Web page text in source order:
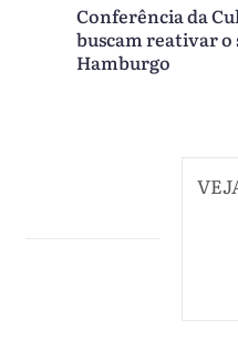
Conferência da
buscam reativar o
Hamburgo